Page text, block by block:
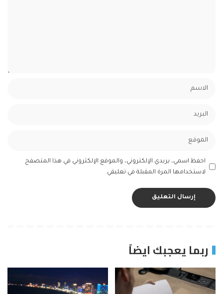
احفظ اسمي، بريدي الإلكتروني، والموقع الإلكتروني في هذا المتصفح
لاستخدامها المرة المقبلة في تعليقي.
ربما يعجبك ايضاً